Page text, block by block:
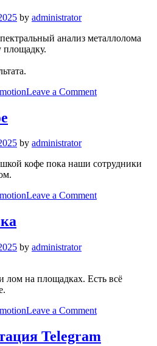
+2%
by administrator
анализ металлолома
площадку.
Leave a Commenton
by administrator
кофе пока наши сотрудники
Leave a Commenton
by administrator
лом на площадках. Есть всё
Leave a Commenton
Telegram